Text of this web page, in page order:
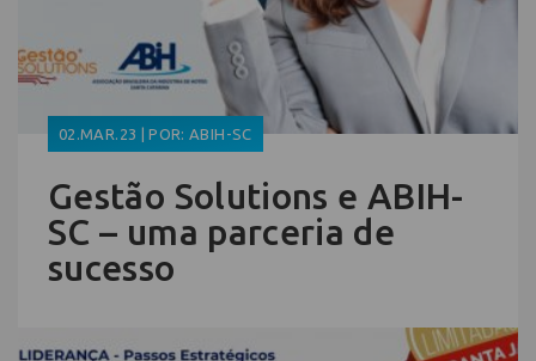
02.MAR.23 | POR: ABIH-SC
Gestão Solutions e ABIH-
SC – uma parceria de
sucesso